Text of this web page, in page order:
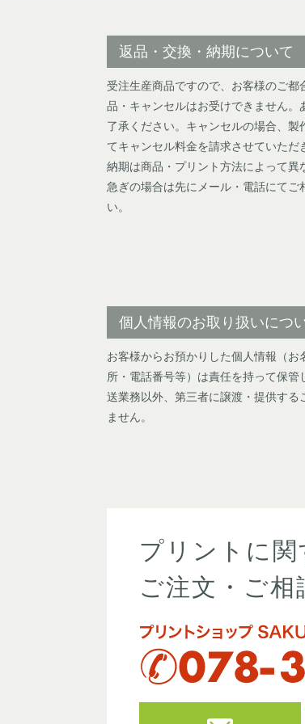
返品・交換・納期について
受注生産商品ですので、お客様のご都
品・キャンセルはお受けできません。
了承ください。キャンセルの場合、製
てキャンセル料金を請求させていただ
納期は商品・プリント方法によって異
急ぎの場合は先にメール・電話にてご
い。
個人情報のお取り扱いにつ
お客様からお預かりした個人情報（お
所・電話番号等）は責任を持って保管
送業務以外、第三者に譲渡・提供する
ません。
プリントに
ご注文・ご相